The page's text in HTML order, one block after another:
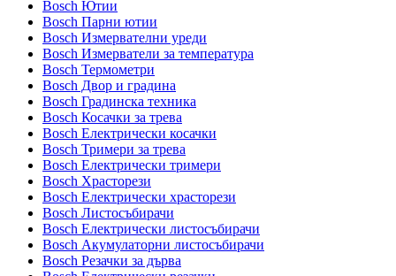
Bosch Ютии
Bosch Парни ютии
Bosch Измервателни уреди
Bosch Измерватели за температура
Bosch Термометри
Bosch Двор и градина
Bosch Градинска техника
Bosch Косачки за трева
Bosch Електрически косачки
Bosch Тримери за трева
Bosch Електрически тримери
Bosch Храсторези
Bosch Електрически храсторези
Bosch Листосъбирачи
Bosch Електрически листосъбирачи
Bosch Акумулаторни листосъбирачи
Bosch Резачки за дърва